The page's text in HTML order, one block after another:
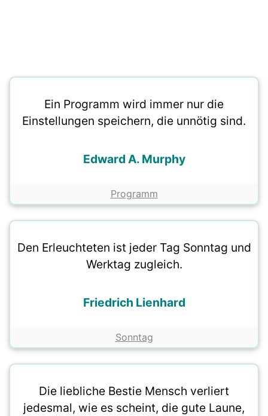
Ein Programm wird immer nur die
Einstellungen speichern, die unnötig sind.
Edward A. Murphy
Programm
Den Erleuchteten ist jeder Tag Sonntag und
Werktag zugleich.
Friedrich Lienhard
Sonntag
Die liebliche Bestie Mensch verliert
jedesmal, wie es scheint, die gute Laune,